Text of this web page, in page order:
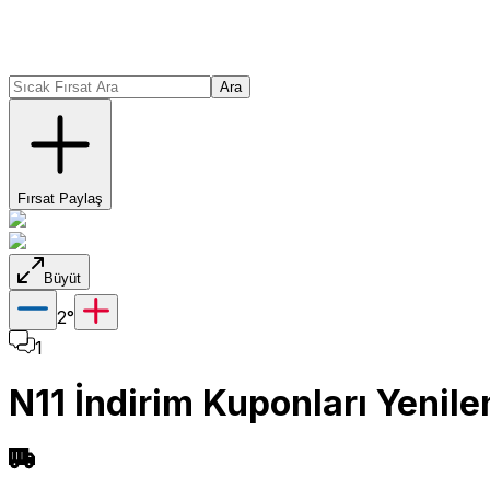
Ara
Fırsat Paylaş
Büyüt
2°
1
N11 İndirim Kuponları